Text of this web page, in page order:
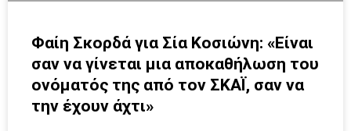
Φαίη Σκορδά για Σία Κοσιώνη: «Είναι
σαν να γίνεται μια αποκαθήλωση του
ονόματός της από τον ΣΚΑΪ, σαν να
την έχουν άχτι»